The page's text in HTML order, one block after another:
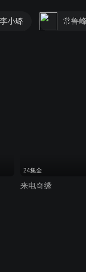
李小璐 常鲁峰
24集全
来电奇缘